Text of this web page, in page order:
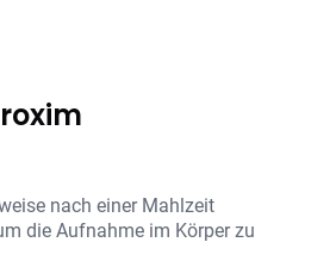
nach einer Mahlzeit
die Aufnahme im Körper zu